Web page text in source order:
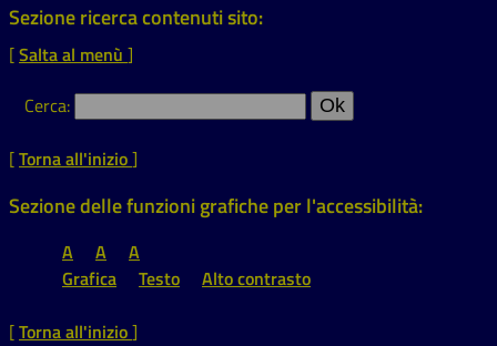
Sezione ricerca contenuti sito:
[Salta al menù ]
Cerca:
[Torna all'inizio]
Sezione delle funzioni grafiche per l'accessibilità:
A A
A
Grafica
Testo
Alto contrasto
[Torna all'inizio]